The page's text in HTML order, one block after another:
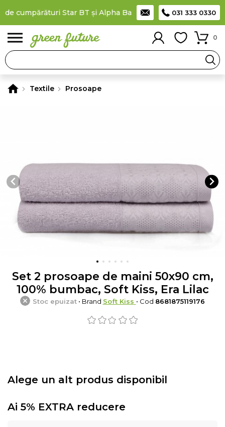
cumpărături Star BT și Alpha Bank Plătești în rateprin
031 333 0330
0
Textile Prosoape
Set 2 prosoape de maini 50x90 cm,
100% bumbac, Soft Kiss, Era Lilac
Stoc epuizat• Brand Soft Kiss • Cod 8681875119176
Alege un alt produs disponibil
Ai 5% EXTRA reducere